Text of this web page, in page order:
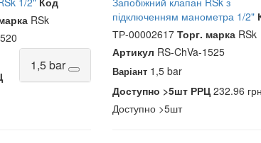
RSk
1,5 bar
підключенням манометра 1/2"
ТР-00002617 Торг. маркаRSk
Артикул RS-ChVa-1525
Варіант 1,5 bar
Доступно >5шт РРЦ232.96 грн
Доступно >5шт